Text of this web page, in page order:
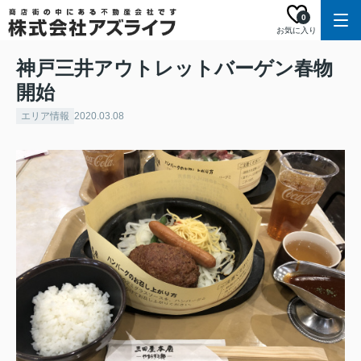
お気に入り
0
神戸三井アウトレットバーゲン春物
開始
エリア情報 2020.03.08